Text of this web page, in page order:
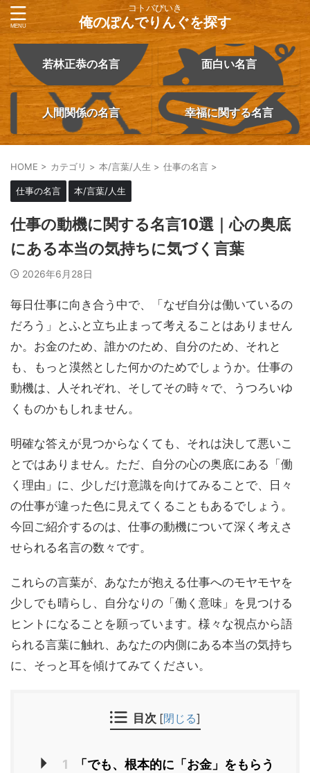
コトバびいき
俺のぽんでりんぐを探す
若林正恭の名言 面白い名言
人間関係の名言 幸福に関する名言
HOME > カテゴリ > 本/言葉/人生 > 仕事の名言 >
仕事の名言 本/言葉/人生
仕事の動機に関する名言10選｜心の奥底
にある本当の気持ちに気づく言葉
2026年6月28日
毎日仕事に向き合う中で、「なぜ自分は働いているの
だろう」とふと立ち止まって考えることはありません
か。お金のため、誰かのため、自分のため、それと
も、もっと漠然とした何かのためでしょうか。仕事の
動機は、人それぞれ、そしてその時々で、うつろいゆ
くものかもしれません。
明確な答えが見つからなくても、それは決して悪いこ
とではありません。ただ、自分の心の奥底にある「働
く理由」に、少しだけ意識を向けてみることで、日々
の仕事が違った色に見えてくることもあるでしょう。
今回ご紹介するのは、仕事の動機について深く考えさ
せられる名言の数々です。
これらの言葉が、あなたが抱える仕事へのモヤモヤを
少しでも晴らし、自分なりの「働く意味」を見つける
ヒントになることを願っています。様々な視点から語
られる言葉に触れ、あなたの内側にある本当の気持ち
に、そっと耳を傾けてみてください。
目次 [閉じる]
1
「でも、根本的に「お金」をもらう